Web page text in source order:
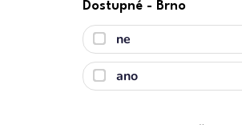
Dostupné - Brno
ne
ano